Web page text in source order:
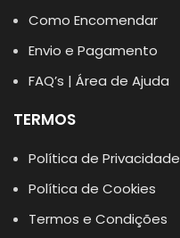
Como Encomendar
Envio e Pagamento
FAQ’s | Área de Ajuda
TERMOS
Política de Privacidade
Política de Cookies
Termos e Condições